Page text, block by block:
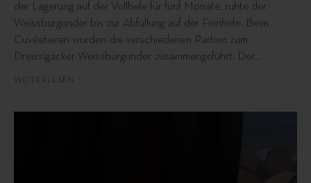
der Lagerung auf der Vollhefe für fünf Monate, ruhte der
Weissburgunder bis zur Abfüllung auf der Feinhefe. Beim
Cuvéetieren wurden die verschiedenen Partien zum
Dreissigacker Weissburgunder zusammengeführt. Der…
WEITERLESEN